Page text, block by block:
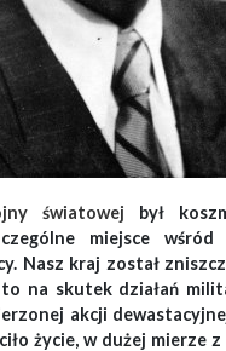
światowej był
miejsce wśród
Nasz kraj został
na skutek działań
akcji
życie, w dużej mierze